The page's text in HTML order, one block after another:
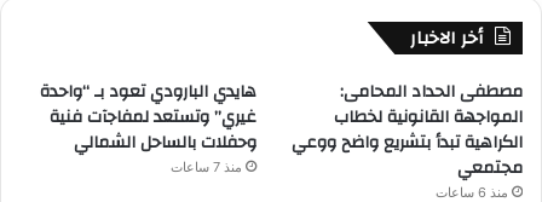
أخر الاخبار
مصطفى الحداد المحامى:
المواجهة القانونية لخطاب
الكراهية تبدأ بتشريع واضح ووعي
مجتمعي
منذ 6 ساعات
هايدي البارودي تعود بـ “واحدة
غيري” وتستعد لمفاجآت فنية
وحفلات بالساحل الشمالي
منذ 7 ساعات